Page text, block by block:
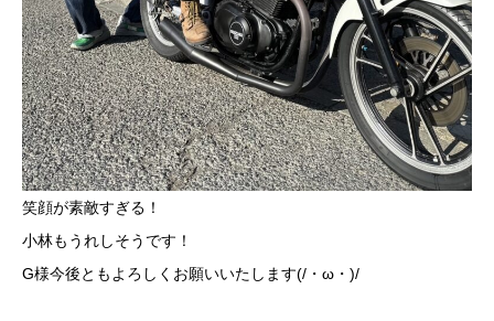
笑顔が素敵すぎる！
小林もうれしそうです！
G様今後ともよろしくお願いいたします(/・ω・)/